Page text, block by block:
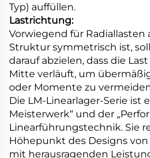
Typ) auffüllen.
Lastrichtung:
Vorwiegend für Radiallasten
Struktur symmetrisch ist,
darauf abzielen, dass die
Mitte verläuft, um
oder Momente zu
Die LM-Linearlager-Serie ist
Meisterwerk“ und der
Linearführungstechnik. Sie
Höhepunkt des Designs
mit herausragenden